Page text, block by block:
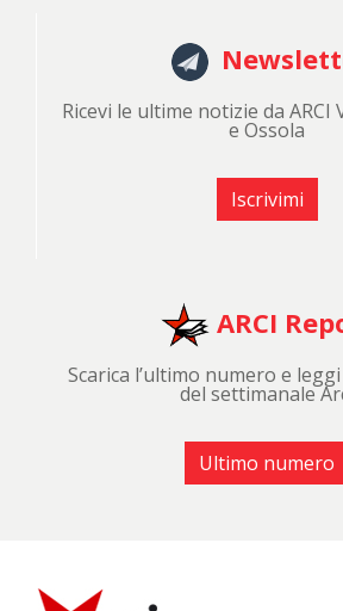
Ricevi le ultime notizie da ARCI
e Ossola
Iscrivimi
ARCI
Scarica l’ultimo numero e
del settimanale
Ultimo numero